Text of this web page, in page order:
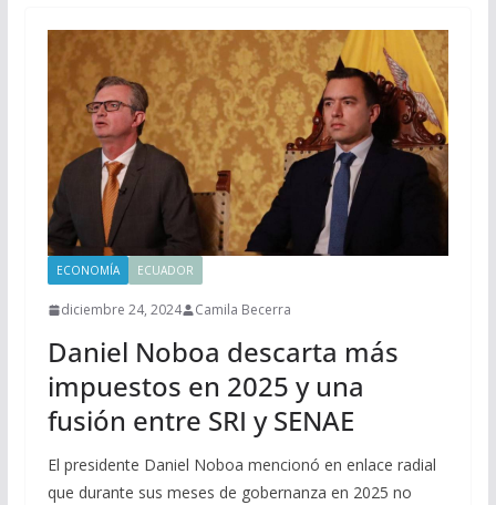
ECONOMÍA ECUADOR
diciembre 24, 2024 Camila Becerra
Daniel Noboa descarta más
impuestos en 2025 y una
fusión entre SRI y SENAE
El presidente Daniel Noboa mencionó en enlace radial
que durante sus meses de gobernanza en 2025 no